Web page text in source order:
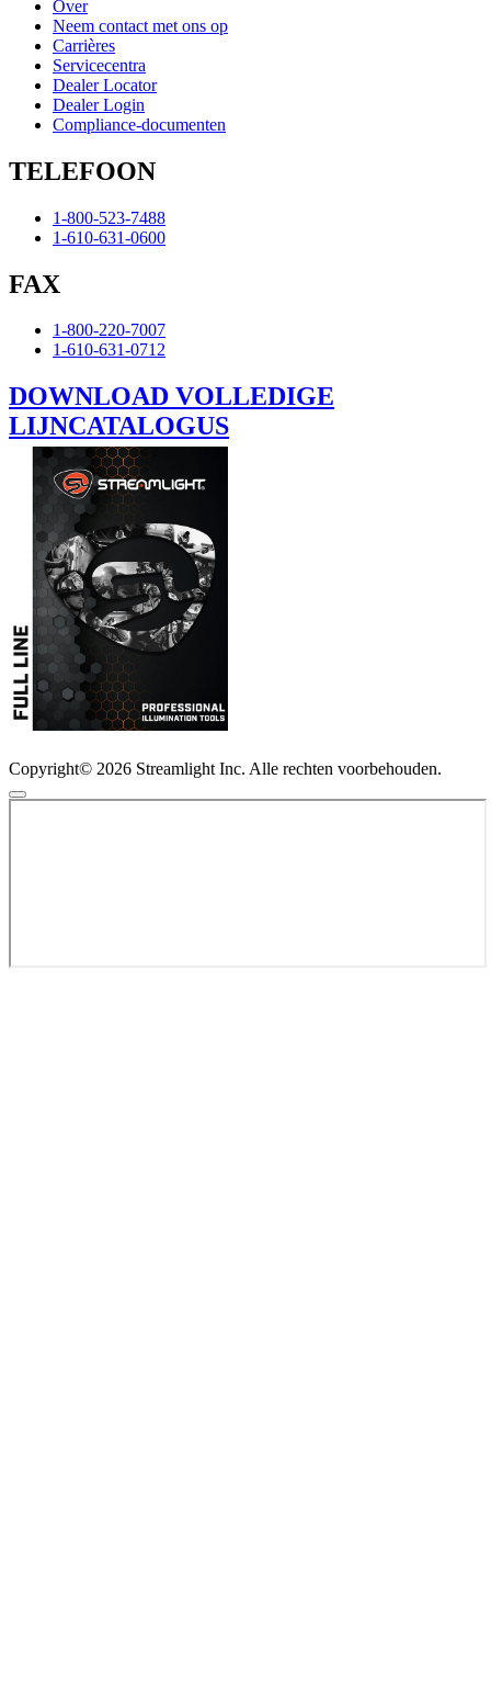
Over
Neem contact met ons op
Carrières
Servicecentra
Dealer Locator
Dealer Login
Compliance-documenten
TELEFOON
1-800-523-7488
1-610-631-0600
FAX
1-800-220-7007
1-610-631-0712
DOWNLOAD VOLLEDIGE
LIJNCATALOGUS
Copyright© 2026 Streamlight Inc. Alle rechten voorbehouden.